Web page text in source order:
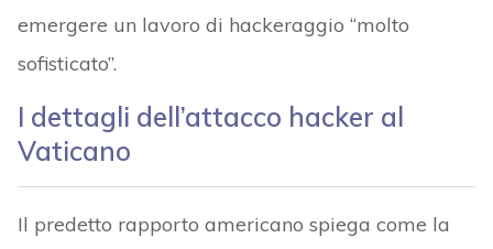
emergere un lavoro di hackeraggio “molto
sofisticato”.
I dettagli dell’attacco hacker al
Vaticano
Il predetto rapporto americano spiega come la